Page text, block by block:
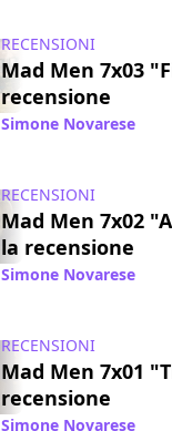
RECENSIONI
Mad Men 7x03
recensione
Simone Novarese
RECENSIONI
Mad Men 7x02
la recensione
Simone Novarese
RECENSIONI
Mad Men 7x01
recensione
Simone Novarese